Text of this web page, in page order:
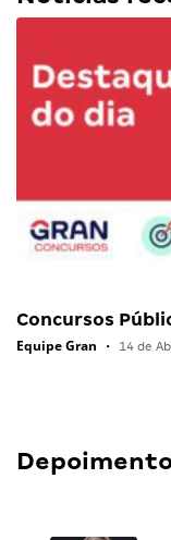
Concursos
Equipe Gran • 14 de